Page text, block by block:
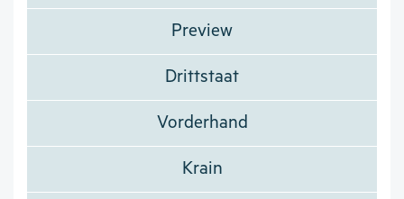
Preview
Drittstaat
Vorderhand
Krain